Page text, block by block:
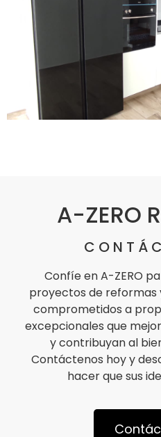
A-ZERO
Confíe en A-ZERO
proyectos de reformas
comprometidos a
excepcionales que
y contribuyan al
Contáctenos hoy y
hacer que sus